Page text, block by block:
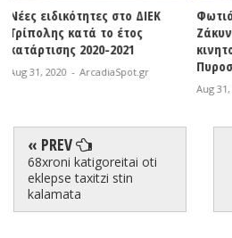
Φωτιά σε εξέλιξη στη
Ζάκυνθο | Άμεση
κινητοποίηση της
Πυροσβεστικής
« PREV
68xroni katigoreitai oti
eklepse taxitzi stin
kalamata